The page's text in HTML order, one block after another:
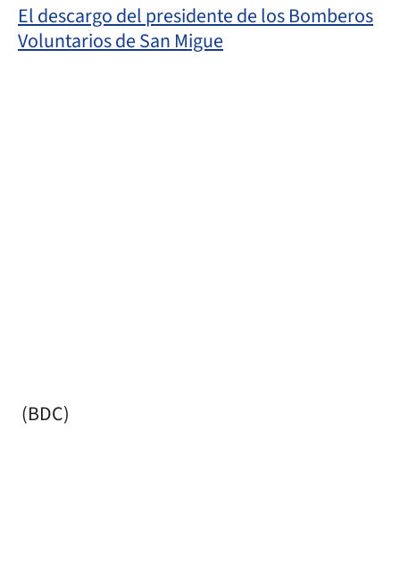
El descargo del presidente de los Bomberos
Voluntarios de San Migue
(BDC)